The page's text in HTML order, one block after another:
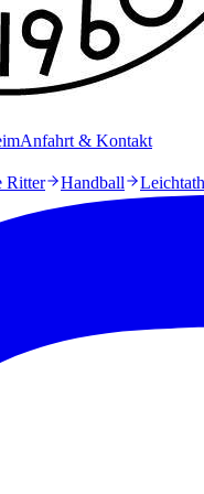
Anfahrt & Kontakt
Ritter Handball